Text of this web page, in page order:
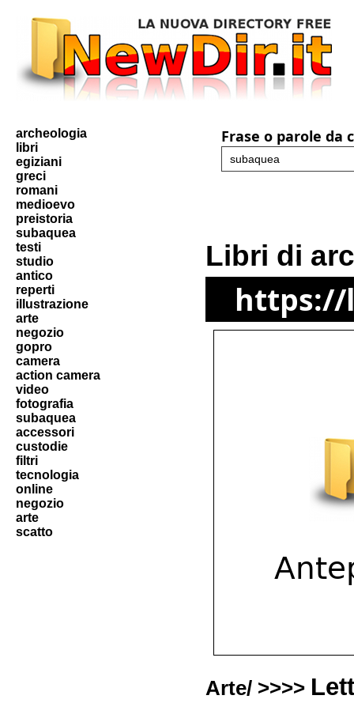
archeologia
libri
egiziani
greci
romani
medioevo
preistoria
subaquea
testi
studio
antico
reperti
illustrazione
arte
negozio
gopro
camera
action camera
video
fotografia
subaquea
accessori
custodie
filtri
tecnologia
online
negozio
arte
scatto
Frase o parole da
Libri di
https://
Arte/ >>>>